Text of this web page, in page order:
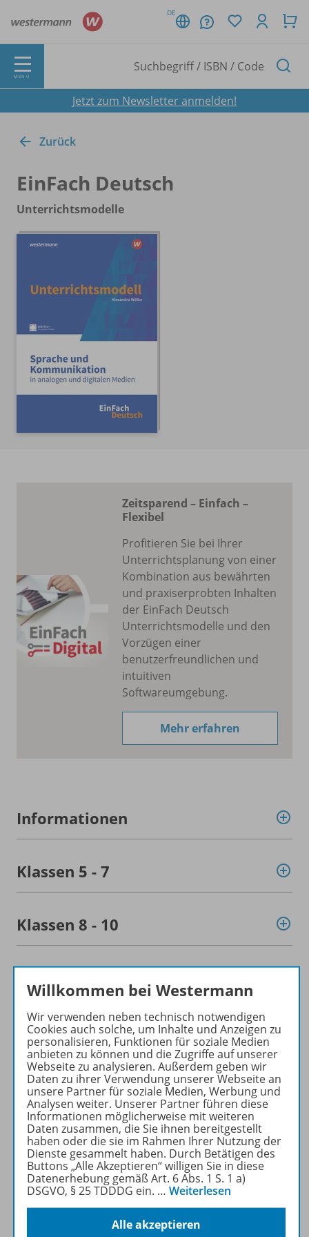
DE
MENÜ
Jetzt zum Newsletter anmelden!
Zurück
EinFach Deutsch
Unterrichtsmodelle
Zeitsparend – Einfach –
Flexibel
Profitieren Sie bei Ihrer
Unterrichtsplanung von einer
Kombination aus bewährten
und praxiserprobten Inhalten
der EinFach Deutsch
Unterrichtsmodelle und den
Vorzügen einer
benutzerfreundlichen und
intuitiven
Softwareumgebung.
Mehr erfahren
Informationen
Klassen 5 - 7
Klassen 8 - 10
Unterrichtsprojekte -
Filmanalyse - Theater
Konzept
Planungshilfen
Empfehlungen der Redaktion
Willkommen bei Westermann
Wir verwenden neben technisch notwendigen
Cookies auch solche, um Inhalte und Anzeigen zu
personalisieren, Funktionen für soziale Medien
anbieten zu können und die Zugriffe auf unserer
Webseite zu analysieren. Außerdem geben wir
Daten zu ihrer Verwendung unserer Webseite an
unsere Partner für soziale Medien, Werbung und
Analysen weiter. Unserer Partner führen diese
Informationen möglicherweise mit weiteren
Daten zusammen, die Sie ihnen bereitgestellt
haben oder die sie im Rahmen Ihrer Nutzung der
Dienste gesammelt haben. Durch Betätigen des
Buttons „Alle Akzeptieren“ willigen Sie in diese
Datenerhebung gemäß Art. 6 Abs. 1 S. 1 a)
DSGVO, § 25 TDDDG ein. … Weiterlesen
Alle akzeptieren